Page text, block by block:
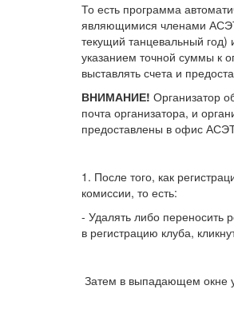
То есть программа
являющимися членами
текущий танцевальный год)
указанием точной суммы к
выставлять счета и
ВНИМАНИЕ! Организатор
почта организатора, и
предоставлены в офис
1. После того, как
комиссии, то есть:
- Удалять либо переносить
в регистрацию клуба,
Затем в выпадающем окне